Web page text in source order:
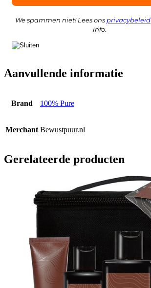
We spammen niet! Lees ons privacybeleid
info.
Aanvullende informatie
Brand 100% Pure
Merchant Bewustpuur.nl
Gerelateerde producten